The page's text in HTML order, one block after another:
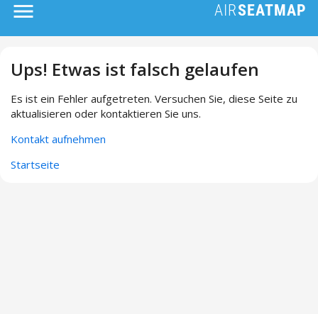
Ups! Etwas ist falsch gelaufen
Es ist ein Fehler aufgetreten. Versuchen Sie, diese Seite zu
aktualisieren oder kontaktieren Sie uns.
Kontakt aufnehmen
Startseite